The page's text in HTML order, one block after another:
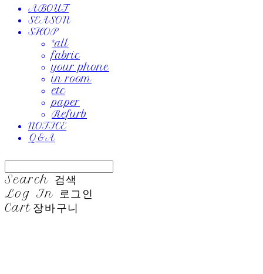
ABOUT
SEASON
SHOP
*all
fabric
your phone
in room
etc
paper
Refurb
NOTICE
Q&A
Search 검색
Log In 로그인
Cart 장바구니